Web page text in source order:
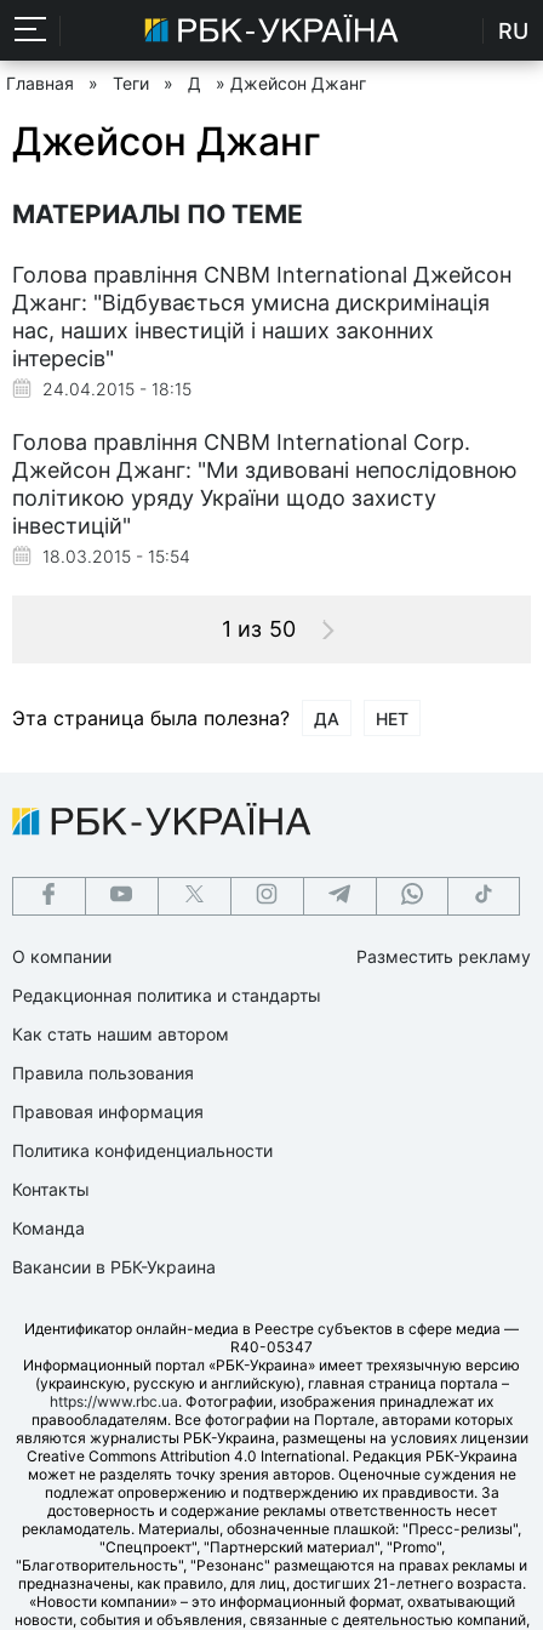
RU
Главная » Теги » Д » Джейсон Джанг
Джейсон Джанг
МАТЕРИАЛЫ ПО ТЕМЕ
Голова правління СNBM International Джейсон
Джанг: "Відбувається умисна дискримінація
нас, наших інвестицій і наших законних
інтересів"
24.04.2015 - 18:15
Голова правління CNBM International Corp.
Джейсон Джанг: "Ми здивовані непослідовною
політикою уряду України щодо захисту
інвестицій"
18.03.2015 - 15:54
1 из 50
Эта страница была полезна? ДА НЕТ
О компании
Редакционная политика и стандарты
Как стать нашим автором
Правила пользования
Правовая информация
Политика конфиденциальности
Контакты
Команда
Вакансии в РБК-Украина
Разместить рекламу
Идентификатор онлайн-медиа в Реестре субъектов в сфере медиа —
R40-05347
Информационный портал «РБК-Украина» имеет трехязычную версию
(украинскую, русскую и английскую), главная страница портала –
https://www.rbc.ua. Фотографии, изображения принадлежат их
правообладателям. Все фотографии на Портале, авторами которых
являются журналисты РБК-Украина, размещены на условиях лицензии
Creative Commons Attribution 4.0 International. Редакция РБК-Украина
может не разделять точку зрения авторов. Оценочные суждения не
подлежат опровержению и подтверждению их правдивости. За
достоверность и содержание рекламы ответственность несет
рекламодатель. Материалы, обозначенные плашкой: "Пресс-релизы",
"Спецпроект", "Партнерский материал", "Promo",
"Благотворительность", "Резонанс" размещаются на правах рекламы и
предназначены, как правило, для лиц, достигших 21-летнего возраста.
«Новости компании» – это информационный формат, охватывающий
новости, события и объявления, связанные с деятельностью компаний,